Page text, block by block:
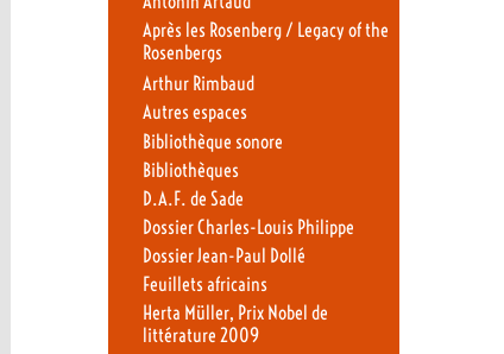
Après les Rosenberg / Legacy of the
Rosenbergs
Arthur Rimbaud
Autres espaces
Bibliothèque sonore
Bibliothèques
D.A.F. de Sade
Dossier Charles-Louis Philippe
Dossier Jean-Paul Dollé
Feuillets africains
Herta Müller, Prix Nobel de
littérature 2009